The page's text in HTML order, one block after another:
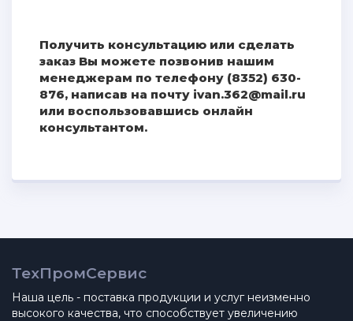
Получить консультацию или сделать
заказ Вы можете позвонив нашим
менеджерам по телефону (8352) 630-
876, написав на почту ivan.362@mail.ru
или воспользовавшись онлайн
консультантом.
ТехПромСервис
Наша цель - поставка продукции и услуг неизменно
высокого качества, что способствует увеличению